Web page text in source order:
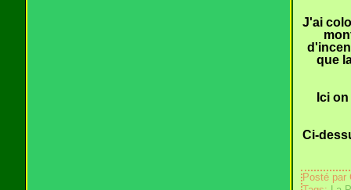
J'ai
que
Ici
Ci-
Posté par